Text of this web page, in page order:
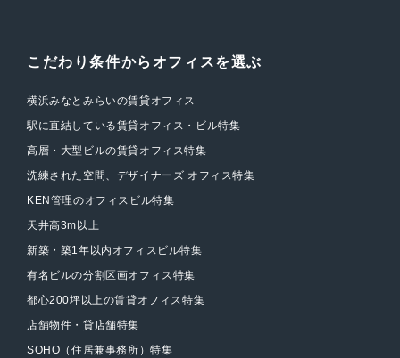
こだわり条件からオフィスを選ぶ
横浜みなとみらいの賃貸オフィス
駅に直結している賃貸オフィス・ビル特集
高層・大型ビルの賃貸オフィス特集
洗練された空間、デザイナーズ オフィス特集
KEN管理のオフィスビル特集
天井高3m以上
新築・築1年以内オフィスビル特集
有名ビルの分割区画オフィス特集
都心200坪以上の賃貸オフィス特集
店舗物件・貸店舗特集
SOHO（住居兼事務所）特集